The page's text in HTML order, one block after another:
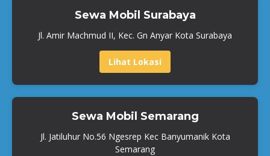
Sewa Mobil Surabaya
Jl. Amir Machmud II, Kec. Gn Anyar Kota Surabaya
Lihat Lokasi
Sewa Mobil Semarang
Jl. Jatiluhur No.56 Ngesrep Kec Banyumanik Kota
Semarang